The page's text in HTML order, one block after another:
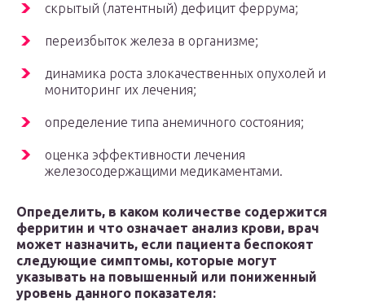
скрытый (латентный) дефицит феррума;
переизбыток железа в организме;
динамика роста злокачественных опухолей и
мониторинг их лечения;
определение типа анемичного состояния;
оценка эффективности лечения
железосодержащими медикаментами.
Определить, в каком количестве содержится
ферритин и что означает анализ крови, врач
может назначить, если пациента беспокоят
следующие симптомы, которые могут
указывать на повышенный или пониженный
уровень данного показателя: